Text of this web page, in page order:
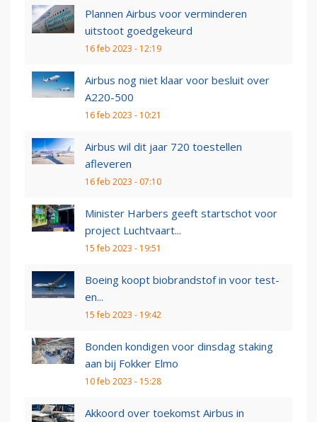
Plannen Airbus voor verminderen
uitstoot goedgekeurd
16 feb 2023 - 12:19
Airbus nog niet klaar voor besluit over
A220-500
16 feb 2023 - 10:21
Airbus wil dit jaar 720 toestellen
afleveren
16 feb 2023 - 07:10
Minister Harbers geeft startschot voor
project Luchtvaart...
15 feb 2023 - 19:51
Boeing koopt biobrandstof in voor test-
en...
15 feb 2023 - 19:42
Bonden kondigen voor dinsdag staking
aan bij Fokker Elmo
10 feb 2023 - 15:28
Akkoord over toekomst Airbus in